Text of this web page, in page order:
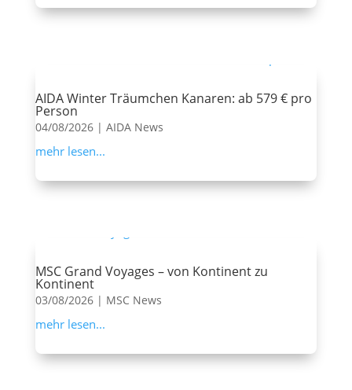
AIDA Winter Träumchen Kanaren: ab 579 € pro
Person
04/08/2026| AIDA News
mehr lesen...
MSC Grand Voyages – von Kontinent zu
Kontinent
03/08/2026| MSC News
mehr lesen...